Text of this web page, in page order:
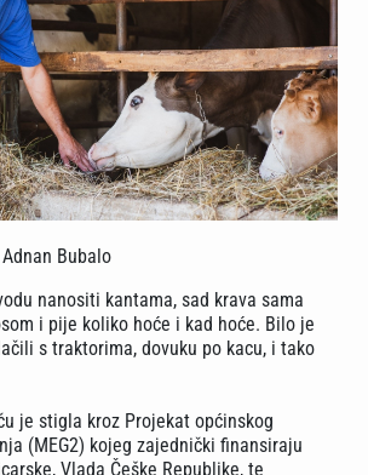
Bubalo
nanositi kantama, sad krava sama
i pije koliko hoće i kad hoće. Bilo je
s traktorima, dovuku po kacu, i tako
je stigla kroz Projekat općinskog
(MEG2) kojeg zajednički finansiraju
Vlada Češke Republike, te